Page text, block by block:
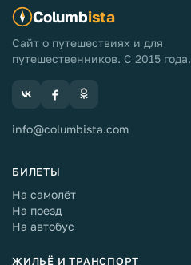
Columbista
Сайт о путешествиях и для
путешественников. С 2015 года.
info@columbista.com
БИЛЕТЫ
На самолёт
На поезд
На автобус
ЖИЛЬЁ И ТРАНСПОРТ